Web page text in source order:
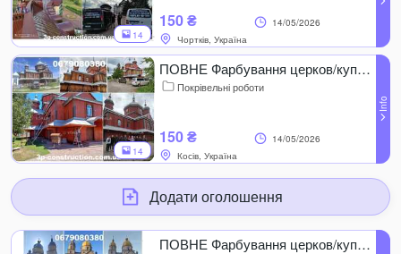
14
150 ₴
14/05/2026
Чортків, Україна
14
ПОВНЕ Фарбування церков/куполів. Миття. ГАРАНТІЯ якості!
Покрівельні роботи
150 ₴
14/05/2026
Косів, Україна
Додати оголошення
ПОВНЕ Фарбування церков/куполів. Миття. ГАРАНТІЯ якості! Храм. Церква